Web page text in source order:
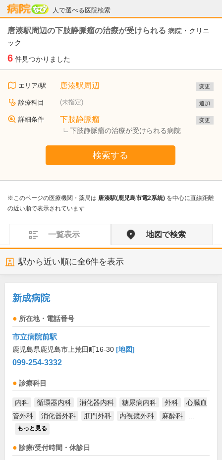
人で選べる医院検索
病院なび
唐湊駅周辺の下肢静脈瘤の治療が受けられる 病院・クリニ
ック
6 件見つかりました
エリア/駅 唐湊駅周辺 変更
診療科目 (未指定) 追加
詳細条件 下肢静脈瘤
下肢静脈瘤の治療が受けられる病院
変更
検索する
※このページの医療機関・薬局は 唐湊駅(鹿児島市電2系統) を中心に直線距離
の近い順で表示されています
一覧表示 地図で検索
駅から近い順に全6件を表示
新成病院
所在地・電話番号
市立病院前駅
鹿児島県鹿児島市上荒田町16-30 [地図]
099-254-3332
診療科目
内科 循環器内科 消化器内科 糖尿病内科 外科
心臓血
管外科
消化器外科 肛門外科 内視鏡外科 麻酔科
もっと見る
診療/受付時間・休診日